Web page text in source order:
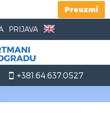
Preuzmi
PRIJAVA
+381.64.637.0527